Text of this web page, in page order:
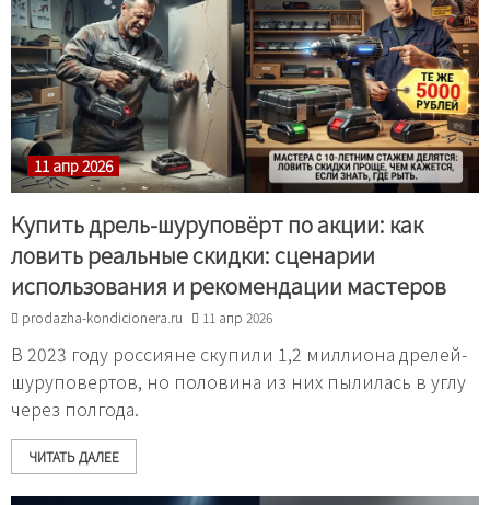
11 апр 2026
Купить дрель-шуруповёрт по акции: как
ловить реальные скидки: сценарии
использования и рекомендации мастеров
prodazha-kondicionera.ru 11 апр 2026
В 2023 году россияне скупили 1,2 миллиона дрелей-
шуруповертов, но половина из них пылилась в углу
через полгода.
ЧИТАТЬ ДАЛЕЕ